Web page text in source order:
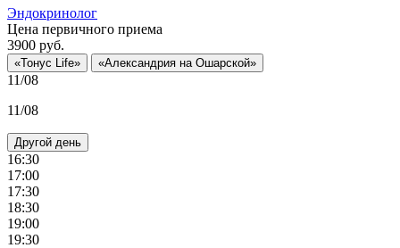
Эндокринолог
Цена первичного приема
3900 руб.
«Тонус Life» «Александрия на Ошарской»
11/08
11/08
Другой день
16:30
17:00
17:30
18:30
19:00
19:30